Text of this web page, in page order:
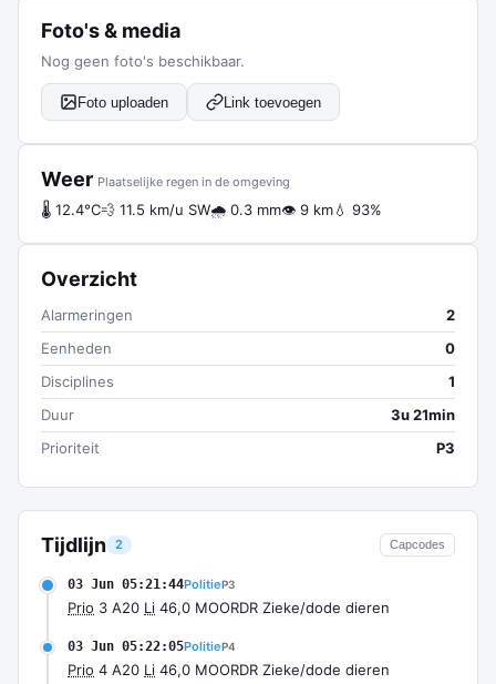
Tijdlijn 2 Capcodes
03 Jun 05:21:44PolitieP3
Prio 3 A20 Li 46,0 MOORDR Zieke/dode dieren
03 Jun 05:22:05PolitieP4
Prio 4 A20 Li 46,0 MOORDR Zieke/dode dieren
Foto's & media
Nog geen foto's beschikbaar.
Foto uploaden Link toevoegen
Weer Plaatselijke regen in de omgeving
🌡 12.4°C💨 11.5 km/u SW🌧 0.3 mm👁 9 km💧 93%
Overzicht
Alarmeringen
2
Eenheden
0
Disciplines
1
Duur
3u 21min
Prioriteit
P3